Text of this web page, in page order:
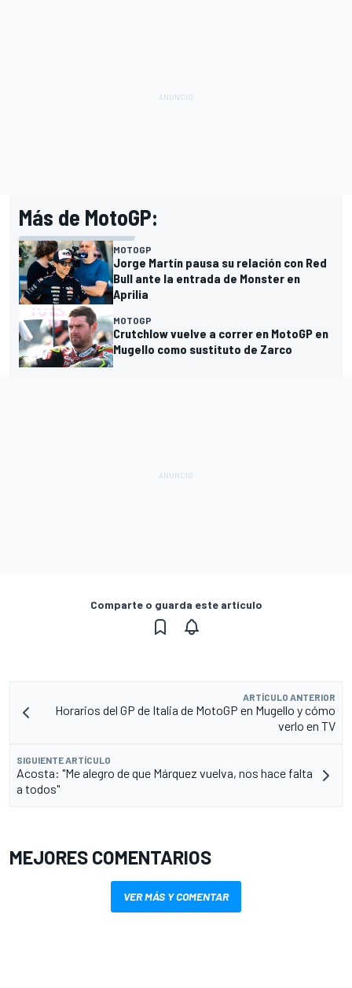
Más de MotoGP:
MOTOGP
Jorge Martín pausa su relación con Red
Bull ante la entrada de Monster en
Aprilia
MOTOGP
Crutchlow vuelve a correr en MotoGP en
Mugello como sustituto de Zarco
Comparte o guarda este artículo
ARTÍCULO ANTERIOR
Horarios del GP de Italia de MotoGP en Mugello y cómo
verlo en TV
SIGUIENTE ARTÍCULO
Acosta: "Me alegro de que Márquez vuelva, nos hace falta
a todos"
MEJORES COMENTARIOS
VER MÁS Y COMENTAR